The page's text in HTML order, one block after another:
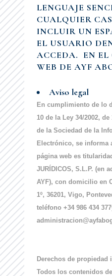
LENGUAJE
CUALQUIER
INCLUIR UN
EL USUARIO
ACCEDA. EN EL
WEB DE AYF
Aviso legal
En cumplimiento de lo
10 de la Ley 34/2002,
de la Sociedad de la
Electrónico, se informa
página web es
JURÍDICOS, S.L.P. (en
AYF), con domicilio en
1º, 36201, Vigo,
teléfono +34 986 434
Derechos de propiedad
Todos los contenidos